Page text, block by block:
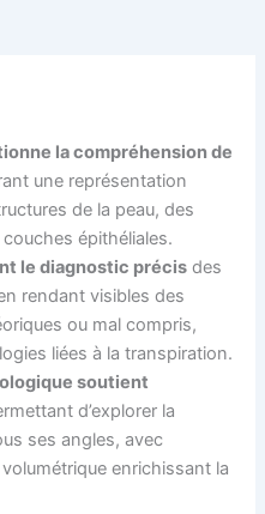
la compréhension de
une représentation
de la peau, des
épithéliales.
le diagnostic précis des
rendant visibles des
ou mal compris,
liées à la transpiration.
soutient
d’explorer la
ses angles, avec
enrichissant la